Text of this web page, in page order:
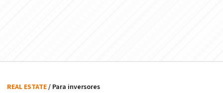
REAL ESTATE/ Para inversores